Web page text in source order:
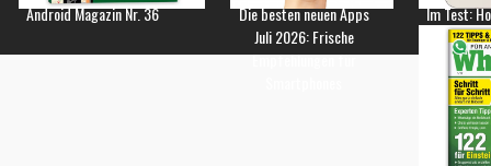
Android Magazin Nr. 36
Die besten neuen Apps
Juli 2026: Frische
Empfehlungen für
Im Test: